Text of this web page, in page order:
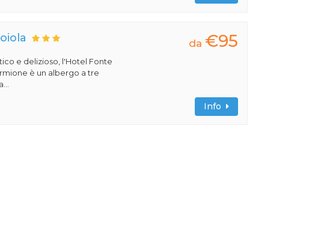
e delizioso, l'Hotel Fonte
è un albergo a tre
da €95
Info